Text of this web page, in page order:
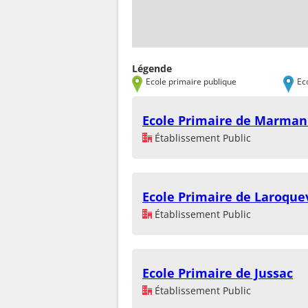
Légende
Ecole primaire publique
Ecole Primaire de
Établissement Public
Ecole Primaire de
Établissement Public
Ecole Primaire de Jussac
Établissement Public